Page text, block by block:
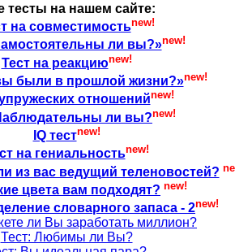
тесты на нашем сайте:
на совместимостьnew!
ли вы?»new!
Тест на реакциюnew!
были в прошлой жизни?»new!
отношенийnew!
ли вы?new!
IQ тестnew!
на гениальностьnew!
из вас ведущий теленовостей?
цвета вам подходят? new!
словарного запаса - 2new!
ли Вы заработать миллион?
Тест: Любимы ли Вы?